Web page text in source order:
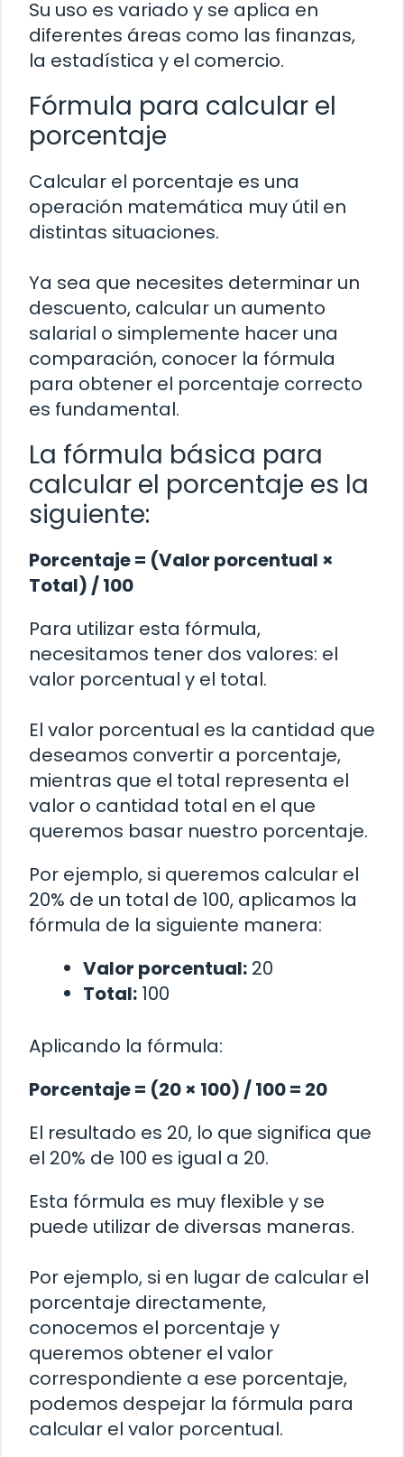
Su uso es variado y se aplica en
diferentes áreas como las finanzas,
la estadística y el comercio.
Fórmula para calcular el
porcentaje
Calcular el porcentaje es una
operación matemática muy útil en
distintas situaciones.
Ya sea que necesites determinar un
descuento, calcular un aumento
salarial o simplemente hacer una
comparación, conocer la fórmula
para obtener el porcentaje correcto
es fundamental.
La fórmula básica para
calcular el porcentaje es la
siguiente:
Porcentaje = (Valor porcentual ×
Total) / 100
Para utilizar esta fórmula,
necesitamos tener dos valores: el
valor porcentual y el total.
El valor porcentual es la cantidad que
deseamos convertir a porcentaje,
mientras que el total representa el
valor o cantidad total en el que
queremos basar nuestro porcentaje.
Por ejemplo, si queremos calcular el
20% de un total de 100, aplicamos la
fórmula de la siguiente manera:
Valor porcentual: 20
Total: 100
Aplicando la fórmula:
Porcentaje = (20 × 100) / 100 = 20
El resultado es 20, lo que significa que
el 20% de 100 es igual a 20.
Esta fórmula es muy flexible y se
puede utilizar de diversas maneras.
Por ejemplo, si en lugar de calcular el
porcentaje directamente,
conocemos el porcentaje y
queremos obtener el valor
correspondiente a ese porcentaje,
podemos despejar la fórmula para
calcular el valor porcentual.